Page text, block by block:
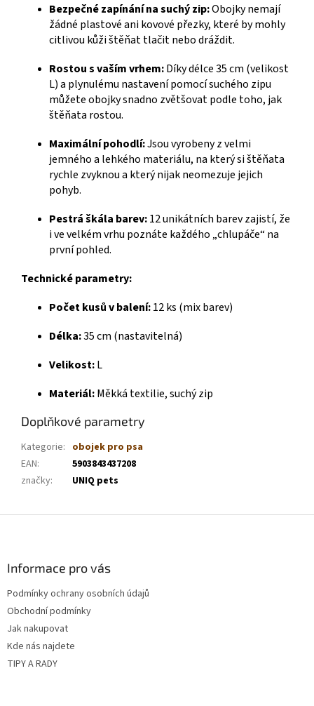
Bezpečné zapínání na suchý zip:Obojky nemají
žádné plastové ani kovové přezky, které by mohly
citlivou kůži štěňat tlačit nebo dráždit.
Rostou s vaším vrhem:Díky délce 35 cm (velikost
L) a plynulému nastavení pomocí suchého zipu
můžete obojky snadno zvětšovat podle toho, jak
štěňata rostou.
Maximální pohodlí:Jsou vyrobeny z velmi
jemného a lehkého materiálu, na který si štěňata
rychle zvyknou a který nijak neomezuje jejich
pohyb.
Pestrá škála barev:12 unikátních barev zajistí, že
i ve velkém vrhu poznáte každého „chlupáče“ na
první pohled.
Technické parametry:
Počet kusů v balení:12 ks (mix barev)
Délka:35 cm (nastavitelná)
Velikost:L
Materiál:Měkká textilie, suchý zip
Doplňkové parametry
Kategorie: obojek pro psa
EAN:
5903843437208
značky: UNIQ pets
Informace pro vás
Podmínky ochrany osobních údajů
Obchodní podmínky
Jak nakupovat
Kde nás najdete
TIPY A RADY